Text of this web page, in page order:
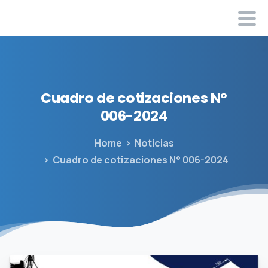
CuadrodecotizacionesN°
006-2024
Home
Noticias
Cuadro de cotizaciones N° 006-2024